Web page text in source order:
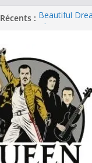
Récents : Beautiful
Je vis avec